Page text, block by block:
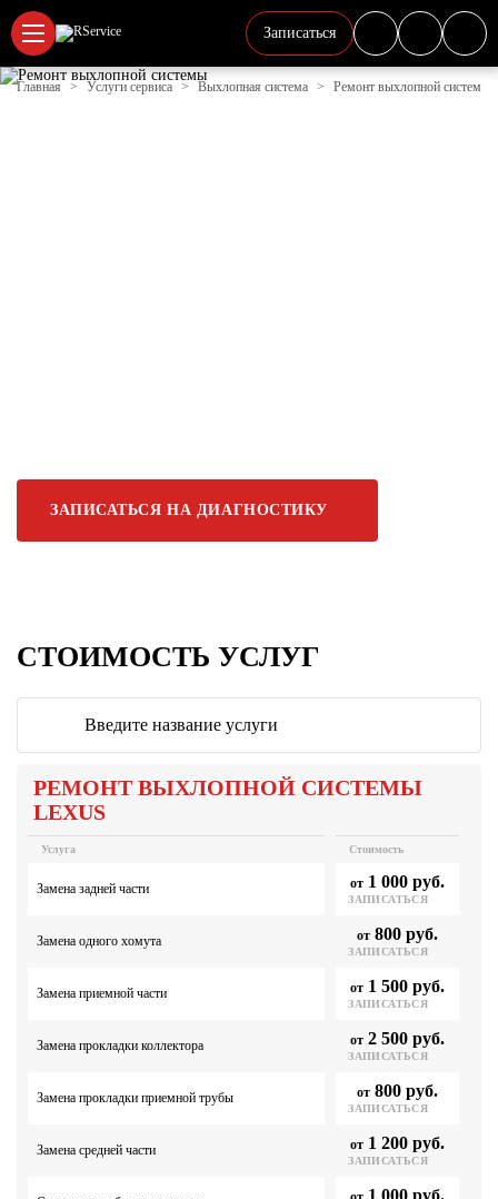
Записаться
Главная Услуги сервиса Выхлопная система Ремонт выхлопной системы
ЗАПИСАТЬСЯ НА ДИАГНОСТИКУ
СТОИМОСТЬ УСЛУГ
РЕМОНТ ВЫХЛОПНОЙ СИСТЕМЫ
LEXUS
Услуга Стоимость
Замена задней части от 1 000 руб.
ЗАПИСАТЬСЯ
Замена одного хомута от 800 руб.
ЗАПИСАТЬСЯ
Замена приемной части от 1 500 руб.
ЗАПИСАТЬСЯ
Замена прокладки коллектора от 2 500 руб.
ЗАПИСАТЬСЯ
Замена прокладки приемной трубы от 800 руб.
ЗАПИСАТЬСЯ
Замена средней части от 1 200 руб.
ЗАПИСАТЬСЯ